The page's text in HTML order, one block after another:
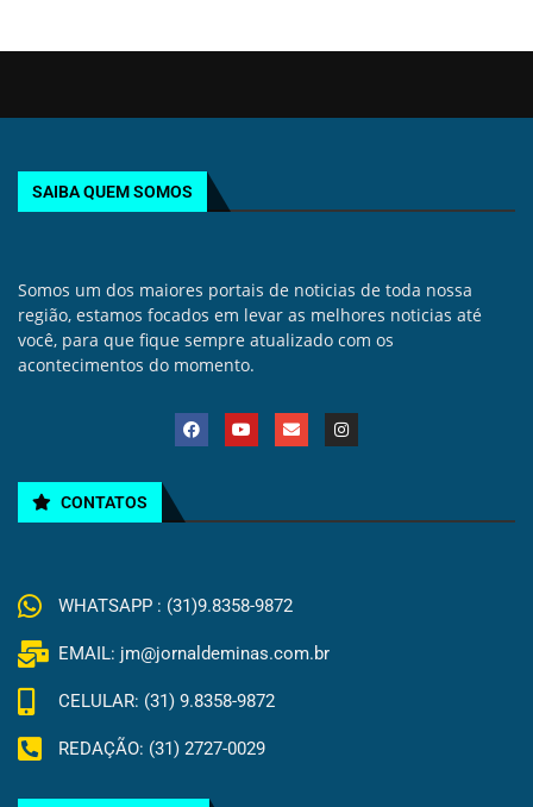
SAIBA QUEM SOMOS
Somos um dos maiores portais de noticias de toda nossa
região, estamos focados em levar as melhores noticias até
você, para que fique sempre atualizado com os
acontecimentos do momento.
CONTATOS
WHATSAPP : (31)9.8358-9872
EMAIL: jm@jornaldeminas.com.br
CELULAR: (31) 9.8358-9872
REDAÇÃO: (31) 2727-0029